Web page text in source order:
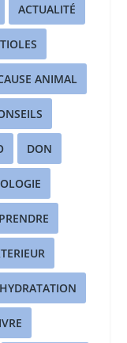
ACTUALITÉ
ANIMAL
DON
HYDRATATION